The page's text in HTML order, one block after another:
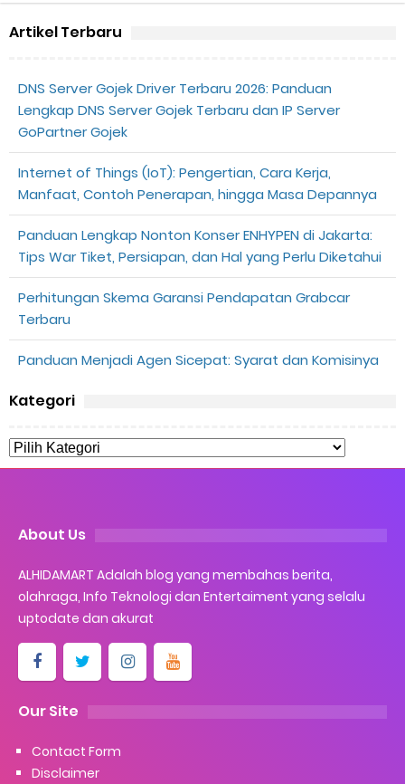
Artikel Terbaru
DNS Server Gojek Driver Terbaru 2026: Panduan
Lengkap DNS Server Gojek Terbaru dan IP Server
GoPartner Gojek
Internet of Things (IoT): Pengertian, Cara Kerja,
Manfaat, Contoh Penerapan, hingga Masa Depannya
Panduan Lengkap Nonton Konser ENHYPEN di Jakarta:
Tips War Tiket, Persiapan, dan Hal yang Perlu Diketahui
Perhitungan Skema Garansi Pendapatan Grabcar
Terbaru
Panduan Menjadi Agen Sicepat: Syarat dan Komisinya
Kategori
About Us
ALHIDAMART Adalah blog yang membahas berita,
olahraga, Info Teknologi dan Entertaiment yang selalu
uptodate dan akurat
Our Site
Contact Form
Disclaimer